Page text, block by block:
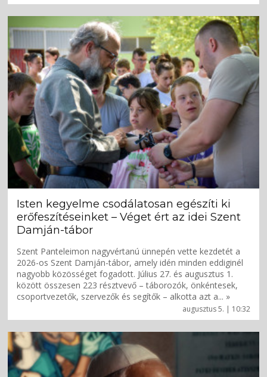
augusztus 5. | 10:32
Isten kegyelme csodálatosan egészíti ki
erőfeszítéseinket – Véget ért az idei Szent
Damján-tábor
Szent Panteleimon nagyvértanú ünnepén vette kezdetét a
2026-os Szent Damján-tábor, amely idén minden eddiginél
nagyobb közösséget fogadott. Július 27. és augusztus 1.
között összesen 223 résztvevő – táborozók, önkéntesek,
csoportvezetők, szervezők és segítők – alkotta azt a... »